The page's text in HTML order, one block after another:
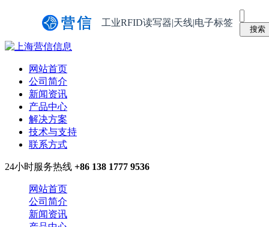
工业RFID读写器|天线|电子标签
网站首页
公司简介
新闻资讯
产品中心
解决方案
技术与支持
联系方式
24小时服务热线 +86 138 1777 9536
网站首页
公司简介
新闻资讯